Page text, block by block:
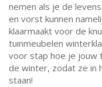
nemen als je de
en vorst kunnen
klaarmaakt voor de
tuinmeubelen
voor stap hoe je jouw
de winter, zodat ze in
staan!